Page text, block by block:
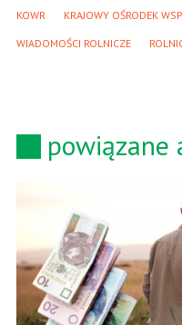
KOWR KRAJOWY OŚRODEK
WIADOMOŚCI ROLNICZE
powiązane